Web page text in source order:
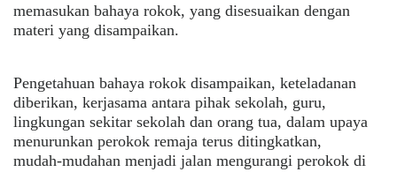
memasukan bahaya rokok, yang disesuaikan dengan
materi yang disampaikan.
Pengetahuan bahaya rokok disampaikan, keteladanan
diberikan, kerjasama antara pihak sekolah, guru,
lingkungan sekitar sekolah dan orang tua, dalam upaya
menurunkan perokok remaja terus ditingkatkan,
mudah-mudahan menjadi jalan mengurangi perokok di